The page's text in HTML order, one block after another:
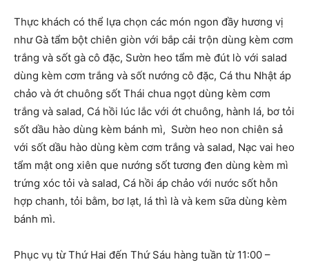
Thực khách có thể lựa chọn các món ngon đầy hương vị
như Gà tẩm bột chiên giòn với bắp cải trộn dùng kèm cơm
trắng và sốt gà cô đặc, Sườn heo tẩm mè đút lò với salad
dùng kèm cơm trắng và sốt nướng cô đặc, Cá thu Nhật áp
chảo và ớt chuông sốt Thái chua ngọt dùng kèm cơm
trắng và salad, Cá hồi lúc lắc với ớt chuông, hành lá, bơ tỏi
sốt dầu hào dùng kèm bánh mì, Sườn heo non chiên sả
với sốt dầu hào dùng kèm cơm trắng và salad, Nạc vai heo
tẩm mật ong xiên que nướng sốt tương đen dùng kèm mì
trứng xóc tỏi và salad, Cá hồi áp chảo với nước sốt hỗn
hợp chanh, tỏi bằm, bơ lạt, lá thì là và kem sữa dùng kèm
bánh mì.
Phục vụ từ Thứ Hai đến Thứ Sáu hàng tuần từ 11:00 –